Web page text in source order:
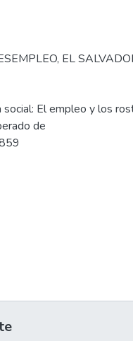
, EL
social: El empleo y los
de